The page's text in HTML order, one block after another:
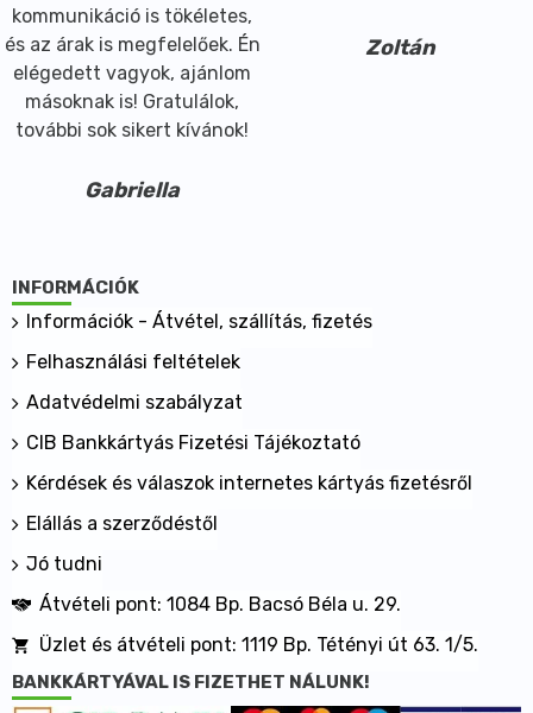
kommunikáció is tökéletes,
és az árak is megfelelőek. Én
elégedett vagyok, ajánlom
másoknak is! Gratulálok,
további sok sikert kívánok!
Gabriella
Zoltán
INFORMÁCIÓK
Információk - Átvétel, szállítás, fizetés
Felhasználási feltételek
Adatvédelmi szabályzat
CIB Bankkártyás Fizetési Tájékoztató
Kérdések és válaszok internetes kártyás fizetésről
Elállás a szerződéstől
Jó tudni
Átvételi pont: 1084 Bp. Bacsó Béla u. 29.
Üzlet és átvételi pont: 1119 Bp. Tétényi út 63. 1/5.
BANKKÁRTYÁVAL IS FIZETHET NÁLUNK!